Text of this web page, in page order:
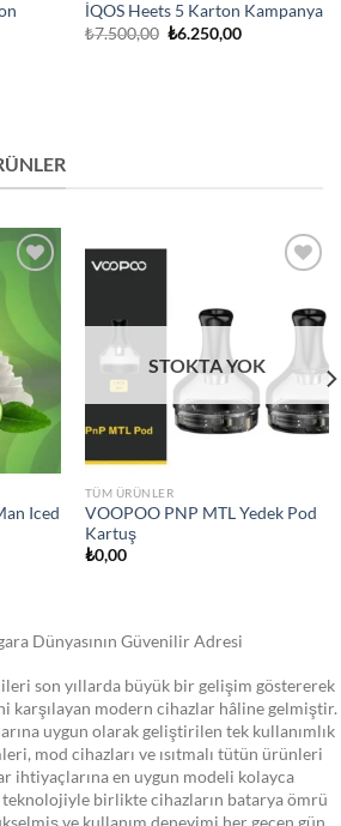
İQOS Heets 5 Karton Kampanya
₺7.500,00 Orijinal
₺6.250,00Şu
wishlist
Iced
STOKTA YOK
TÜM ÜRÜNLER
VOOPOO PNP MTL Yedek Pod
Kartuş
₺0,00
Dünyasının Güvenilir Adresi
son yıllarda büyük bir gelişim göstererek
karşılayan modern cihazlar hâline gelmiştir.
uygun olarak geliştirilen tek kullanımlık
mod cihazları ve ısıtmalı tütün ürünleri
ihtiyaçlarına en uygun modeli kolayca
birlikte cihazların batarya ömrü
ve kullanım deneyimi her geçen gün